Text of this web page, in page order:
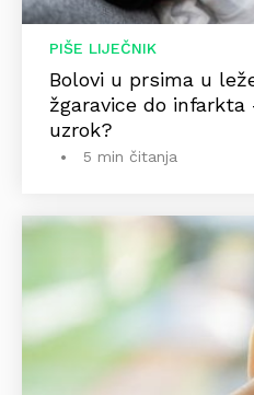
PIŠE LIJEČNIK
Bolovi u prsima u
žgaravice do
uzrok?
5 min čitanja